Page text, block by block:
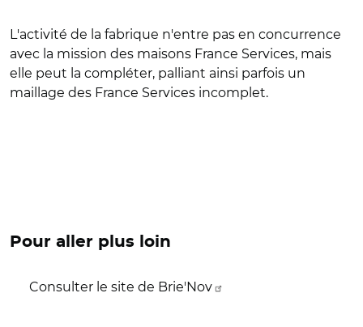
L'activité de la fabrique n'entre pas en concurrence
avec la mission des maisons France Services, mais
elle peut la compléter, palliant ainsi parfois un
maillage des France Services incomplet.
Pour aller plus loin
Consulter le site de Brie'Nov